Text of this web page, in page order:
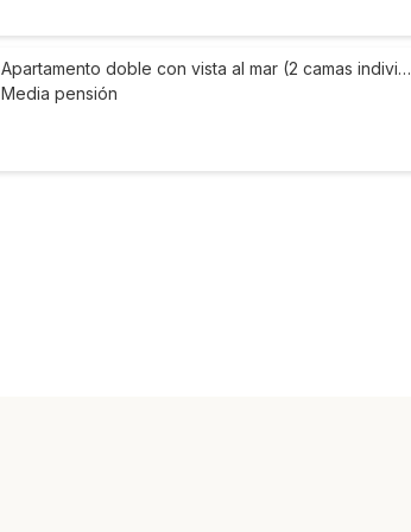
Apartamento doble con vista al mar (2 camas indivi…
Media pensión